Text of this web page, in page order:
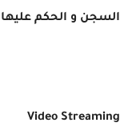
السجن و الحكم عليها 3 سنوات و نصف سجن و
Video Streaming